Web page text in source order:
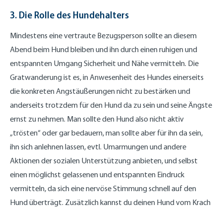
3. Die Rolle des Hundehalters
Mindestens eine vertraute Bezugsperson sollte an diesem
Abend beim Hund bleiben und ihn durch einen ruhigen und
entspannten Umgang Sicherheit und Nähe vermitteln. Die
Gratwanderung ist es, in Anwesenheit des Hundes einerseits
die konkreten Angstäußerungen nicht zu bestärken und
anderseits trotzdem für den Hund da zu sein und seine Ängste
ernst zu nehmen. Man sollte den Hund also nicht aktiv
„trösten“ oder gar bedauern, man sollte aber für ihn da sein,
ihn sich anlehnen lassen, evtl. Umarmungen und andere
Aktionen der sozialen Unterstützung anbieten, und selbst
einen möglichst gelassenen und entspannten Eindruck
vermitteln, da sich eine nervöse Stimmung schnell auf den
Hund überträgt. Zusätzlich kannst du deinen Hund vom Krach